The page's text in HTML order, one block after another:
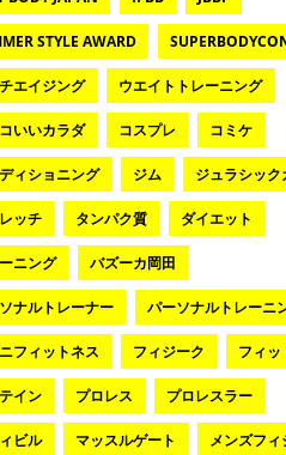
STYLE AWARD
エイジング ウエイトトレーニング
いいカラダ コスプレ コミケ
ィショニング ジム ジュラシック
ッチ タンパク質 ダイエット
ニング バズーカ岡田
ナルトレーナー パーソナルトレーニ
フィットネス フィジーク フィッ
イン プロレス プロレスラー
ビル マッスルゲート メンズフィ